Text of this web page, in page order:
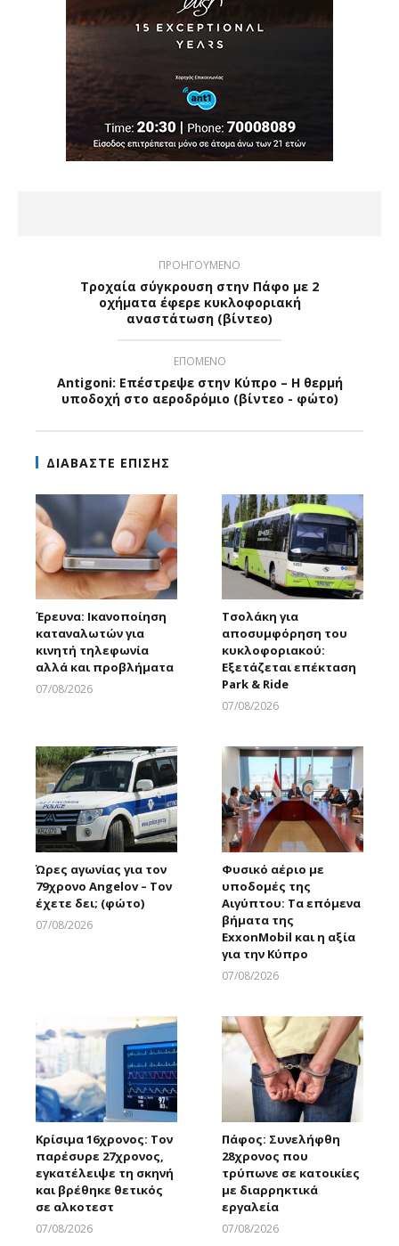
ΠΡΟΗΓΟΥΜΕΝΟ
Τροχαία σύγκρουση στην Πάφο με 2
οχήματα έφερε κυκλοφοριακή
αναστάτωση (βίντεο)
ΕΠΟΜΕΝΟ
Antigoni: Επέστρεψε στην Κύπρο – Η θερμή
υποδοχή στο αεροδρόμιο (βίντεο - φώτο)
ΔΙΑΒΑΣΤΕ ΕΠΙΣΗΣ
Έρευνα: Ικανοποίηση
καταναλωτών για
κινητή τηλεφωνία
αλλά και προβλήματα
07/08/2026
Τσολάκη για
αποσυμφόρηση του
κυκλοφοριακού:
Εξετάζεται επέκταση
Park & Ride
07/08/2026
Ώρες αγωνίας για τον
79χρονο Angelov – Τον
έχετε δει; (φώτο)
07/08/2026
Φυσικό αέριο με
υποδομές της
Αιγύπτου: Τα επόμενα
βήματα της
ExxonMobil και η αξία
για την Κύπρο
07/08/2026
Κρίσιμα 16χρονος: Τον
παρέσυρε 27χρονος,
εγκατέλειψε τη σκηνή
και βρέθηκε θετικός
σε αλκοτεστ
07/08/2026
Πάφος: Συνελήφθη
28χρονος που
τρύπωνε σε κατοικίες
με διαρρηκτικά
εργαλεία
07/08/2026